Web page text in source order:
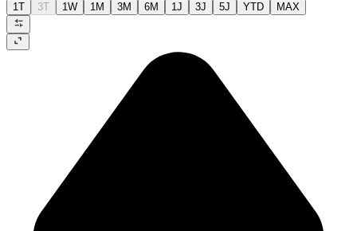
1T 3T 1W 1M 3M 6M 1J 3J 5J YTD MAX